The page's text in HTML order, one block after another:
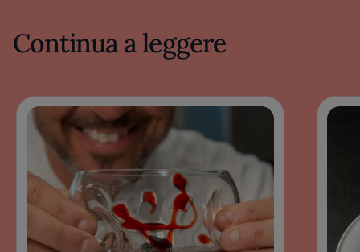
Continua a leggere